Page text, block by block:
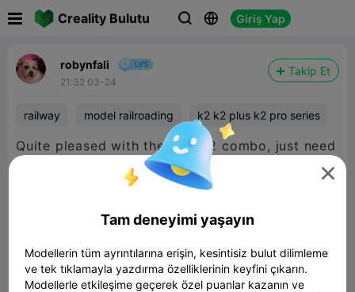
Creality Bulutu   Giriş Yap
robynfali
21:32 03-24
Takip Et
railway model railroading k2 k2 plus k2 pro series
Quite pleased with the new K2 combo, just need
to get decent filament, building stuff for our
model railway layout, this time a spiral
footbridge over a heritage area rail line

Tam deneyimi yaşayın
Modellerin tüm ayrıntılarına erişin, kesintisiz bulut dilimleme
ve tek tıklamayla yazdırma özelliklerinin keyfini çıkarın.
Modellerle etkileşime geçerek özel puanlar kazanın ve